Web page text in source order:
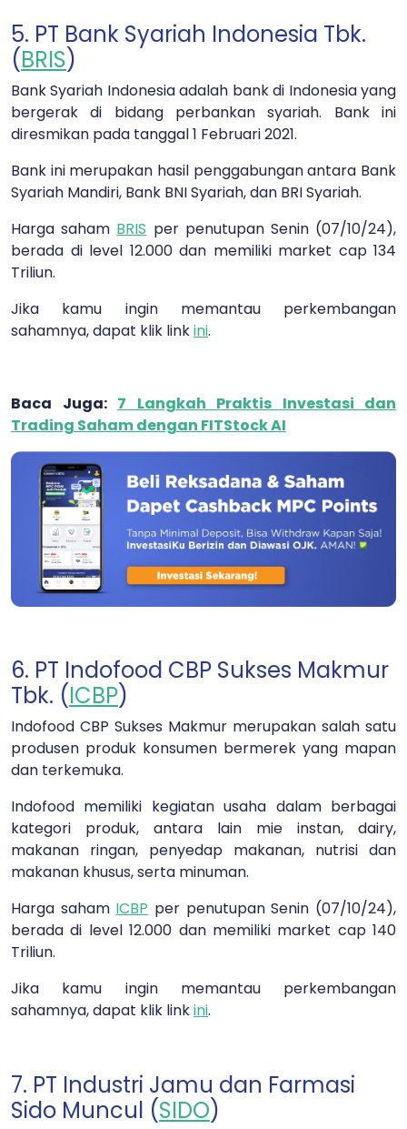
5. PT Bank Syariah Indonesia Tbk.
(BRIS)
Bank Syariah Indonesia adalah bank di Indonesia yang
bergerak di bidang perbankan syariah. Bank ini
diresmikan pada tanggal 1 Februari 2021.
Bank ini merupakan hasil penggabungan antara Bank
Syariah Mandiri, Bank BNI Syariah, dan BRI Syariah.
Harga saham BRIS per penutupan Senin (07/10/24),
berada di level 12.000 dan memiliki market cap 134
Triliun.
Jika kamu ingin memantau perkembangan
sahamnya, dapat klik linkini.
Baca Juga: 7 Langkah Praktis Investasi dan
Trading Saham dengan FITStock AI
6. PT Indofood CBP Sukses Makmur
Tbk. (ICBP)
Indofood CBP Sukses Makmur merupakan salah satu
produsen produk konsumen bermerek yang mapan
dan terkemuka.
Indofood memiliki kegiatan usaha dalam berbagai
kategori produk, antara lain mie instan, dairy,
makanan ringan, penyedap makanan, nutrisi dan
makanan khusus, serta minuman.
Harga saham ICBP per penutupan Senin (07/10/24),
berada di level 12.000 dan memiliki market cap 140
Triliun.
Jika kamu ingin memantau perkembangan
sahamnya, dapat klik linkini.
7. PT Industri Jamu dan Farmasi
Sido Muncul (SIDO)